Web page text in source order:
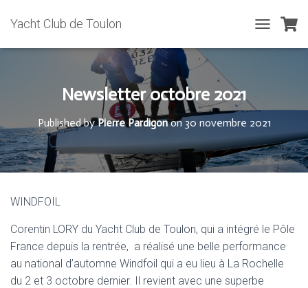
Yacht Club de Toulon
O
N
A
V
I
G
N
Newsletter octobre 2021
Published byPierre Pardigonon 30 novembre 2021
WINDFOIL
Corentin LORY du Yacht Club de Toulon, qui a intégré le Pôle
France depuis la rentrée, a réalisé une belle performance
au national d’automne Windfoil qui a eu lieu à La Rochelle
du 2 et 3 octobre dernier. Il revient avec une superbe